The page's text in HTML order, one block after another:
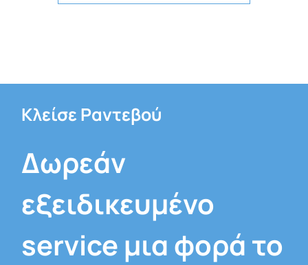
Κλείσε Ραντεβού
Δωρεάν
εξειδικευμένο
service μια φορά το